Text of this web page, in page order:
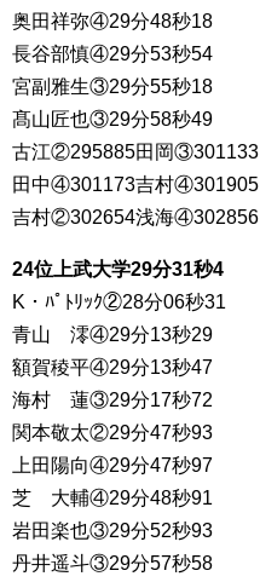
奥田祥弥④29分48秒18
長谷部慎④29分53秒54
宮副雅生③29分55秒18
髙山匠也③29分58秒49
古江②295885田岡③301133
田中④301173吉村④301905
吉村②302654浅海④302856
24位上武大学29分31秒4
K・ﾊﾟﾄﾘｯｸ②28分06秒31
青山 澪④29分13秒29
額賀稜平④29分13秒47
海村 蓮③29分17秒72
関本敬太②29分47秒93
上田陽向④29分47秒97
芝 大輔④29分48秒91
岩田楽也③29分52秒93
丹井遥斗③29分57秒58